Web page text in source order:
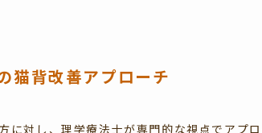
猫背改善アプローチ
対し、理学療法士が専門的な視点でアプロ